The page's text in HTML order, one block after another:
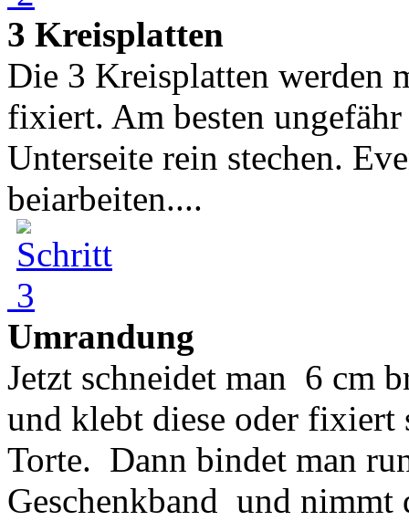
3 Kreisplatten
Die 3 Kreisplatten werden
fixiert. Am besten
Unterseite rein stechen.
beiarbeiten....
Umrandung
Jetzt schneidet man 6 cm
und klebt diese oder
Torte. Dann bindet man
Geschenkband und nimmt